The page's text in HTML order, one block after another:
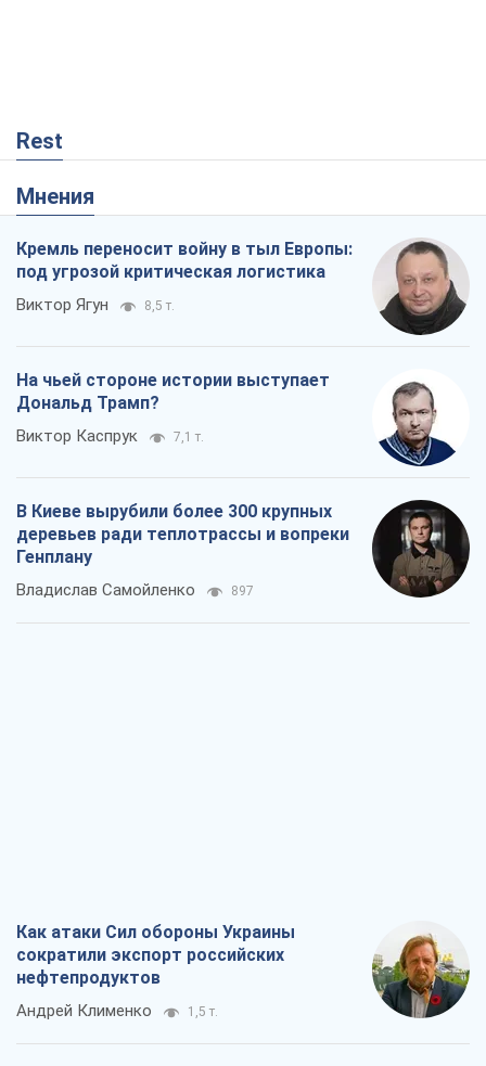
Rest
Мнения
Кремль переносит войну в тыл Европы:
под угрозой критическая логистика
Виктор Ягун 8,5 т.
На чьей стороне истории выступает
Дональд Трамп?
Виктор Каспрук 7,1 т.
В Киеве вырубили более 300 крупных
деревьев ради теплотрассы и вопреки
Генплану
Владислав Самойленко 897
Как атаки Сил обороны Украины
сократили экспорт российских
нефтепродуктов
Андрей Клименко 1,5 т.